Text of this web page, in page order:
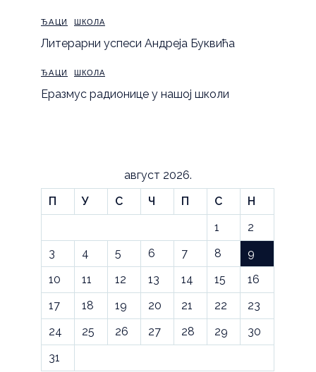
ЂАЦИ ШКОЛА
Литерарни успеси Андреја Буквића
ЂАЦИ ШКОЛА
Еразмус радионице у нашој школи
август 2026.
П
У С Ч П С
Н
1
2
3
4 5 6 7 8
9
10
11 12 13 14 15
16
17
18 19 20 21 22
23
24
25 26 27 28 29
30
31